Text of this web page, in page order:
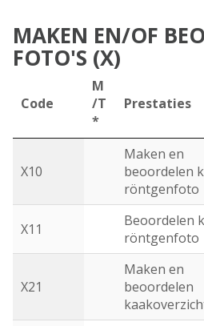
MAKEN EN/OF
FOTO'S (X)
Code
M
/T
*
Prestaties
X10
Maken en
beoordelen
röntgenfoto
X11
Beoordelen
röntgenfoto
X21
Maken en
beoordelen